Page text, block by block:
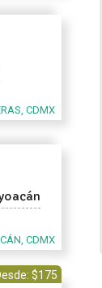
CDMX
CDMX
$175